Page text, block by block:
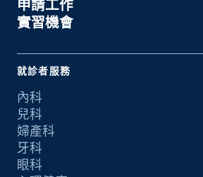
申請工作
實習機會
就診者服務
內科
兒科
婦產科
牙科
眼科